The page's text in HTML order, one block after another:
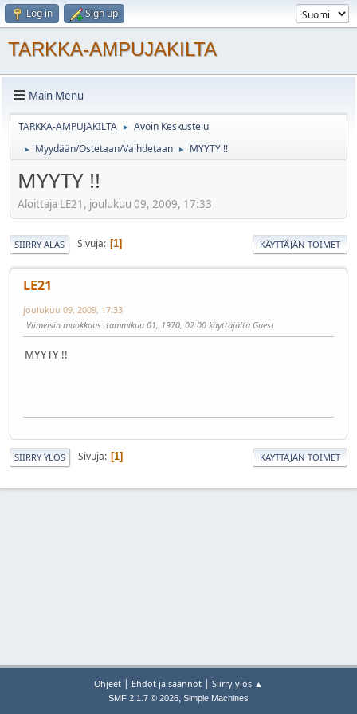
Log in Sign up
TARKKA-AMPUJAKILTA
Main Menu
TARKKA-AMPUJAKILTA ► Avoin Keskustelu
► Myydään/Ostetaan/Vaihdetaan ► MYYTY !!
MYYTY !!
Aloittaja LE21, joulukuu 09, 2009, 17:33
SIIRRY ALAS Sivuja 1 KÄYTTÄJÄN TOIMET
LE21
joulukuu 09, 2009, 17:33
Viimeisin muokkaus: tammikuu 01, 1970, 02:00 käyttäjältä Guest
MYYTY !!
SIIRRY YLÖS Sivuja 1 KÄYTTÄJÄN TOIMET
Ohjeet | Ehdot ja säännöt | Siirry ylös ▲
SMF 2.1.7 © 2026, Simple Machines